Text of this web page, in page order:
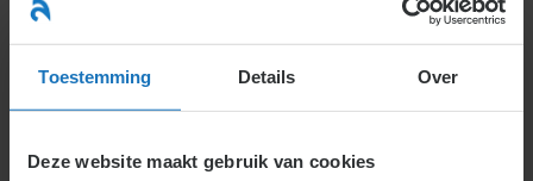
Toestemming Details Over
Deze website maakt gebruik van cookies
naar
inhoud